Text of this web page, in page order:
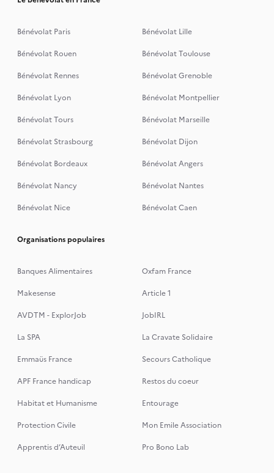
Bénévolat Paris
Bénévolat Lille
Bénévolat Rouen
Bénévolat Toulouse
Bénévolat Rennes
Bénévolat Grenoble
Bénévolat Lyon
Bénévolat Montpellier
Bénévolat Tours
Bénévolat Marseille
Bénévolat Strasbourg
Bénévolat Dijon
Bénévolat Bordeaux
Bénévolat Angers
Bénévolat Nancy
Bénévolat Nantes
Bénévolat Nice
Bénévolat Caen
Organisations populaires
Banques Alimentaires
Oxfam France
Makesense
Article 1
AVDTM - ExplorJob
JobIRL
La SPA
La Cravate Solidaire
Emmaüs France
Secours Catholique
APF France handicap
Restos du coeur
Habitat et Humanisme
Entourage
Protection Civile
Mon Emile Association
Apprentis d’Auteuil
Pro Bono Lab